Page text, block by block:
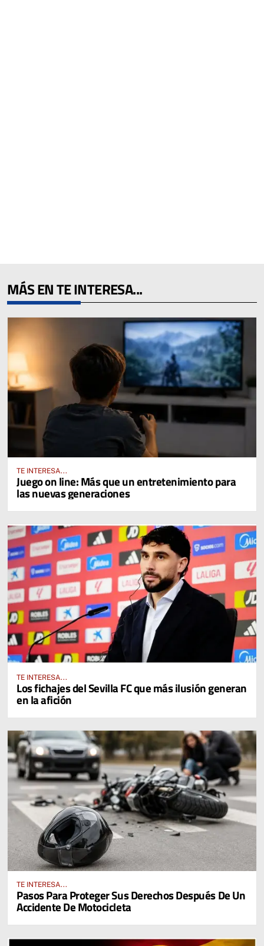
MÁS EN TE INTERESA...
TE INTERESA...
Juego on line: Más que un entretenimiento para
las nuevas generaciones
TE INTERESA...
Los fichajes del Sevilla FC que más ilusión generan
en la afición
TE INTERESA...
Pasos Para Proteger Sus Derechos Después De Un
Accidente De Motocicleta